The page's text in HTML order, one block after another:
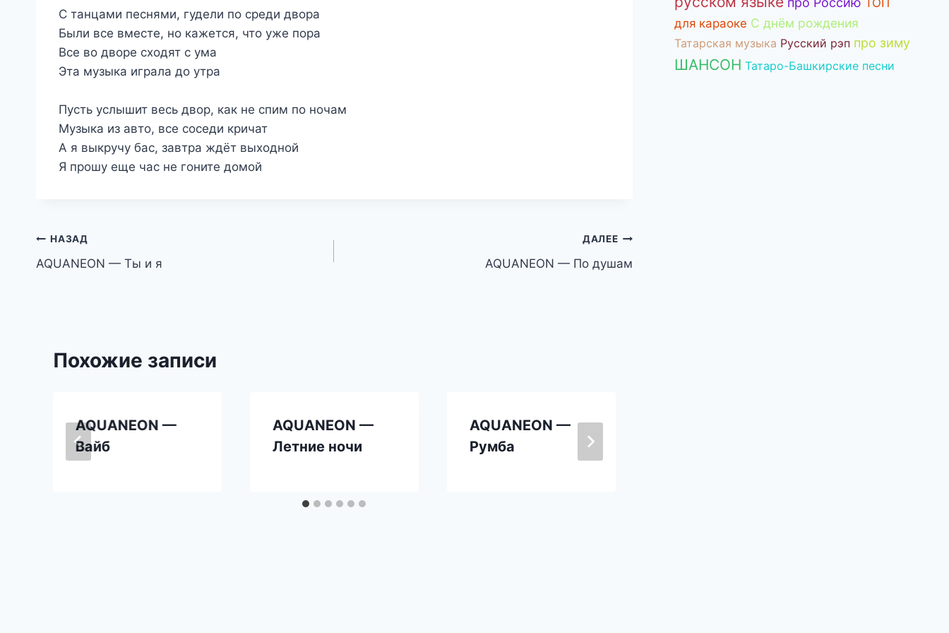
С танцами песнями, гудели по среди двора
Были все вместе, но кажется, что уже пора
Все во дворе сходят с ума
Эта музыка играла до утра
Пусть услышит весь двор, как не спим по ночам
Музыка из авто, все соседи кричат
А я выкручу бас, завтра ждёт выходной
Я прошу еще час не гоните домой
Навигация
по
НАЗАД
AQUANEON — Ты и я
ДАЛЕЕ
AQUANEON — По душам
Похожие записи
AQUANEON —
Вайб
AQUANEON —
Летние ночи
AQUANEON —
Румба
ТОП
для караоке С днём рождения
Татарская музыка Русский рэп про зиму
ШАНСОН Татаро-Башкирские песни